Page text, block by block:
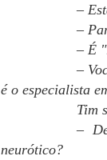
–
–
– É
–
é o especialista
Tim
–
neurótico?